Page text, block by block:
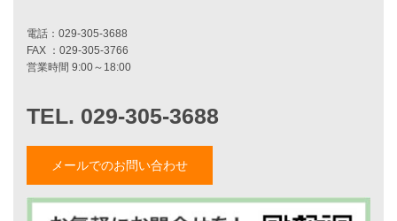
家づくりナイスホームズについて
家づくりへの想い
スタッフ紹介
採用情報
ブログ一覧
菅原和彦のブログ
メールでのお問い合わせ